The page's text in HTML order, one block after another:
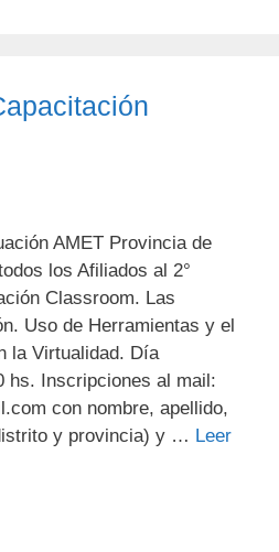
AMET Provincia de
los Afiliados al 2°
Classroom. Las
Uso de Herramientas y el
la Virtualidad. Día
hs. Inscripciones al mail:
con nombre, apellido,
y provincia) y … Leer